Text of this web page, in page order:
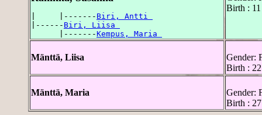
|     |------- Biri, Antti
|------ Biri, Liisa
      |-------
Kempus, Maria
Birth :
Mänttä, Liisa
Gender:
Birth :
Mänttä, Maria
Gender:
Birth :